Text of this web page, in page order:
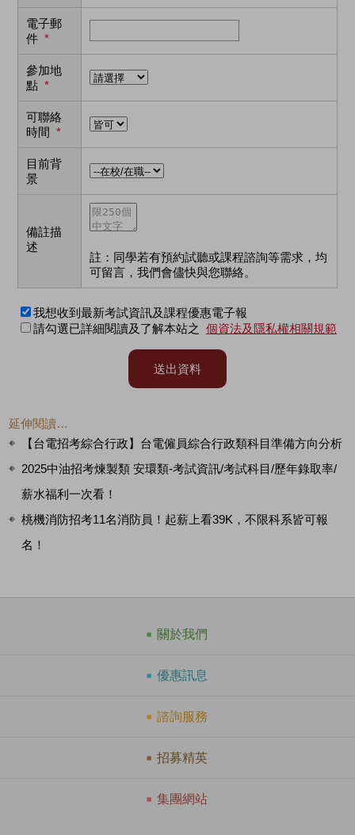
電子郵
件 *
參加地
點 *
可聯絡
時間 *
目前背
景
備註描
述
註：同學若有預約試聽或課程諮詢等需求，均
可留言，我們會儘快與您聯絡。
我想收到最新考試資訊及課程優惠電子報
請勾選已詳細閱讀及了解本站之 個資法及隱私權相關規範
送出資料
延伸閱讀…
【台電招考綜合行政】台電僱員綜合行政類科目準備方向分析
2025中油招考煉製類 安環類-考試資訊/考試科目/歷年錄取率/
薪水福利一次看！
桃機消防招考11名消防員！起薪上看39K，不限科系皆可報
名！
關於我們
優惠訊息
諮詢服務
招募精英
集團網站